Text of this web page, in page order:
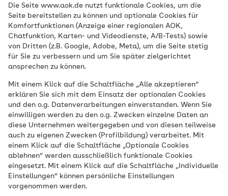
Die Seite www.aok.de nutzt funktionale Cookies, um die
Seite bereitstellen zu können und optionale Cookies für
Komfortfunktionen (Anzeige einer regionalen AOK,
Chatfunktion, Karten- und Videodienste, A/B-Tests) sowie
von Dritten (z.B. Google, Adobe, Meta), um die Seite stetig
für Sie zu verbessern und um Sie später zielgerichtet
ansprechen zu können.
Mit einem Klick auf die Schaltfläche „Alle akzeptieren“
erklären Sie sich mit dem Einsatz der optionalen Cookies
und den o.g. Datenverarbeitungen einverstanden. Wenn Sie
einwilligen werden zu den o.g. Zwecken einzelne Daten an
diese Unternehmen weitergegeben und von diesen teilweise
auch zu eigenen Zwecken (Profilbildung) verarbeitet. Mit
einem Klick auf die Schaltfläche „Optionale Cookies
ablehnen“ werden ausschließlich funktionale Cookies
eingesetzt. Mit einem Klick auf die Schaltfläche „Individuelle
Einstellungen“ können persönliche Einstellungen
vorgenommen werden.
Ihrer AOK
Ob Mitgliedschaft, Leistungen oder
Services – wir beraten Sie gern telefonisch
rund um alle Anliegen der
Krankenversicherung bei der AOK. Wenn
Sie uns einmal nicht erreichen, können wir
Ihnen auch einen Rückrufservice anbieten
– und melden uns dann bei Ihnen zu der für
Sie passenden Zeit.